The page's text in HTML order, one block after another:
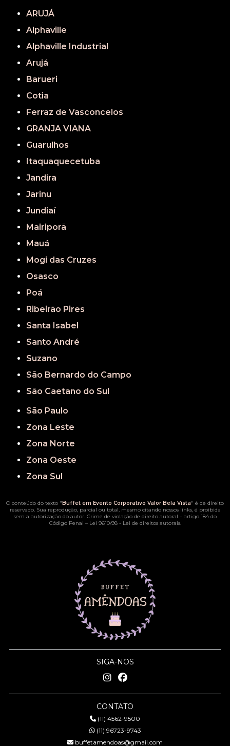
ARUJÁ
Alphaville
Alphaville Industrial
Arujá
Barueri
Cotia
Ferraz de Vasconcelos
GRANJA VIANA
Guarulhos
Itaquaquecetuba
Jandira
Jarinu
Jundiaí
Mairiporã
Mauá
Mogi das Cruzes
Osasco
Poá
Ribeirão Pires
Santa Isabel
Santo André
Suzano
São Bernardo do Campo
São Caetano do Sul
São Paulo
Zona Leste
Zona Norte
Zona Oeste
Zona Sul
O conteúdo do texto " Buffet em Evento Corporativo Valor Bela Vista" é de direito
reservado. Sua reprodução, parcial ou total, mesmo citando nossos links, é proibida
sem a autorização do autor. Crime de violação de direito autoral – artigo 184 do
Código Penal – Lei 9610/98 - Lei de direitos autorais.
SIGA-NOS
CONTATO
(11) 4562-9500
(11) 96723-9743
buffetamendoas@gmail.com